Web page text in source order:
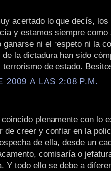
acertado lo que decís, los
y estamos siempre como
ganarse ni el respeto ni la
de la dictadura han sido
terrorismo de estado.
2009 A LAS 2:08 P.M.
plenamente con lo
de creer y confiar en la
de ella, desde un
comisaría o
Y todo ello se debe a